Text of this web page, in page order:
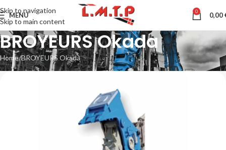
Skip to navigation
Skip to main content
MENU 0 0,00
BROYEURS Okada
Home BROYEURS Okada